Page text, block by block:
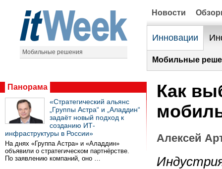
Мобильные решения
Новости
Инновации
Мобильные
Панорама
«Стратегический альянс
„Группы Астра“ и „Аладдин“
задаёт новый подход к
созданию ИТ-
инфраструктуры в России»
На днях «Группа Астра» и «Аладдин»
объявили о стратегическом партнёрстве.
По заявлению компаний, оно …
Как
Алексей